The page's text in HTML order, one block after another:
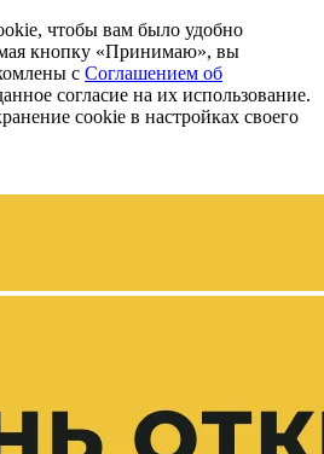
чтобы вам было удобно
кнопку «Принимаю», вы
с Соглашением об
согласие на их использование.
cookie в настройках своего